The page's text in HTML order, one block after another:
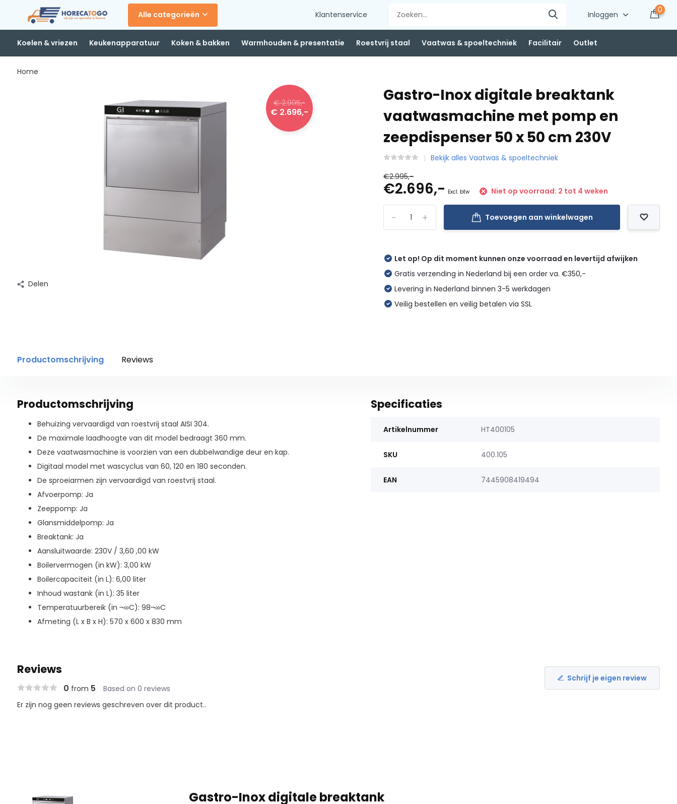
Alle categorieën Klantenservice Inloggen
0
Koelen & vriezen Keukenapparatuur Koken & bakken Warmhouden & presentatie Roestvrij staal Vaatwas & spoeltechniek Facilitair Outlet
Home
€ 2.995,-
€ 2.696,-
Delen
Gastro-Inox digitale breaktank
vaatwasmachine met pomp en
zeepdispenser 50 x 50 cm 230V
Bekijk alles Vaatwas & spoeltechniek
€2.995,-
€2.696,- Excl. btw Niet op voorraad: 2 tot 4 weken
+
- Toevoegen aan winkelwagen
Let op! Op dit moment kunnen onze voorraad en levertijd afwijken
Gratis verzending in Nederland bij een order va. €350,-
Levering in Nederland binnen 3-5 werkdagen
Veilig bestellen en veilig betalen via SSL
Productomschrijving Reviews
Productomschrijving
Behuizing vervaardigd van roestvrij staal AISI 304.
De maximale laadhoogte van dit model bedraagt 360 mm.
Deze vaatwasmachine is voorzien van een dubbelwandige deur en kap.
Digitaal model met wascyclus van 60, 120 en 180 seconden.
De sproeiarmen zijn vervaardigd van roestvrij staal.
Afvoerpomp: Ja
Zeeppomp: Ja
Glansmiddelpomp: Ja
Breaktank: Ja
Aansluitwaarde: 230V / 3,60 ,00 kW
Boilervermogen (in kW): 3,00 kW
Boilercapaciteit (in L): 6,00 liter
Inhoud wastank (in L): 35 liter
Temperatuurbereik (in ¬∞C): 98¬∞C
Afmeting (L x B x H): 570 x 600 x 830 mm
Specificaties
Artikelnummer HT400105
SKU 400.105
EAN 7445908419494
Reviews
0 from 5 Based on 0 reviews
Schrijf je eigen review
Er zijn nog geen reviews geschreven over dit product..
Gastro-Inox digitale breaktank